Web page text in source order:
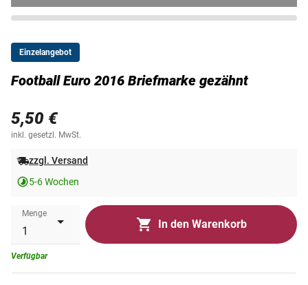
Einzelangebot
Football Euro 2016 Briefmarke gezähnt
5,50 €
inkl. gesetzl. MwSt.
zzgl. Versand
5-6 Wochen
Menge
In den Warenkorb
Verfügbar